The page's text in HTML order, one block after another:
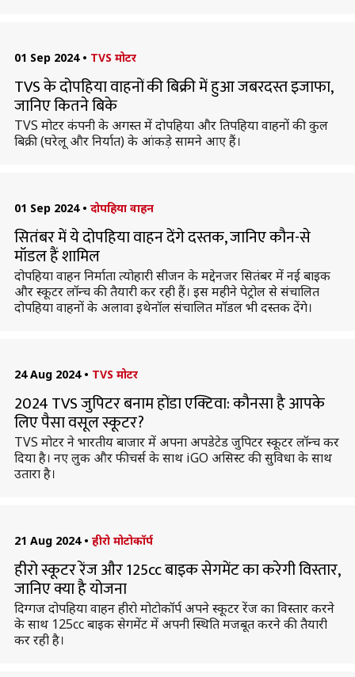
01 Sep 2024 • TVS मोटर
TVS के दोपहिया वाहनों की बिक्री में हुआ जबरदस्त इजाफा,
जानिए कितने बिके
TVS मोटर कंपनी के अगस्त में दोपहिया और तिपहिया वाहनों की कुल
बिक्री (घरेलू और निर्यात) के आंकड़े सामने आए हैं।
01 Sep 2024 • दोपहिया वाहन
सितंबर में ये दोपहिया वाहन देंगे दस्तक, जानिए कौन-से
मॉडल हैं शामिल
दोपहिया वाहन निर्माता त्योहारी सीजन के मद्देनजर सितंबर में नई बाइक
और स्कूटर लॉन्च की तैयारी कर रही हैं। इस महीने पेट्रोल से संचालित
दोपहिया वाहनों के अलावा इथेनॉल संचालित मॉडल भी दस्तक देंगे।
24 Aug 2024 • TVS मोटर
2024 TVS जुपिटर बनाम होंडा एक्टिवा: कौनसा है आपके
लिए पैसा वसूल स्कूटर?
TVS मोटर ने भारतीय बाजार में अपना अपडेटेड जुपिटर स्कूटर लॉन्च कर
दिया है। नए लुक और फीचर्स के साथ iGO असिस्ट की सुविधा के साथ
उतारा है।
21 Aug 2024 • हीरो मोटोकॉर्प
हीरो स्कूटर रेंज और 125cc बाइक सेगमेंट का करेगी विस्तार,
जानिए क्या है योजना
दिग्गज दोपहिया वाहन हीरो मोटोकॉर्प अपने स्कूटर रेंज का विस्तार करने
के साथ 125cc बाइक सेगमेंट में अपनी स्थिति मजबूत करने की तैयारी
कर रही है।